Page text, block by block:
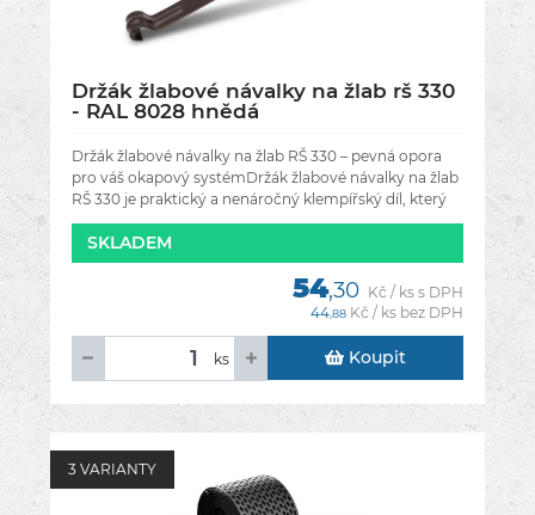
Držák žlabové návalky na žlab rš 330
- RAL 8028 hnědá
Držák žlabové návalky na žlab RŠ 330 – pevná opora
pro váš okapový systémDržák žlabové návalky na žlab
RŠ 330 je praktický a nenáročný klempířský díl, který
pomáhá
SKLADEM
54,30 Kč / ks s DPH
44,88 Kč / ks bez DPH
ks Koupit
3 VARIANTY